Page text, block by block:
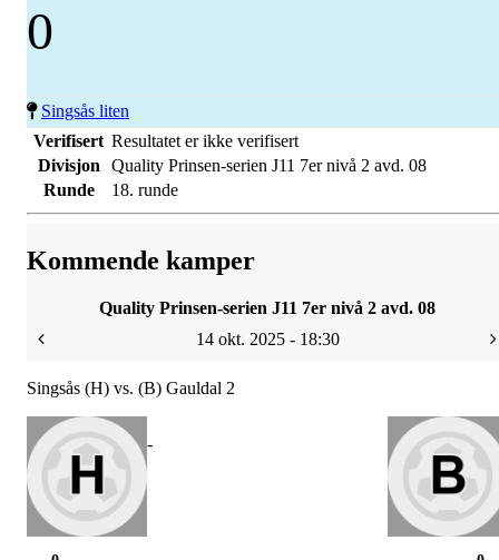
0
Singsås liten
Verifisert Resultatet er ikke verifisert
Divisjon
Quality Prinsen-serien J11 7er nivå 2 avd. 08
Runde
18. runde
Kommende kamper
Quality Prinsen-serien J11 7er nivå 2 avd. 08
14 okt. 2025 - 18:30
Singsås (H) vs. (B) Gauldal 2
-